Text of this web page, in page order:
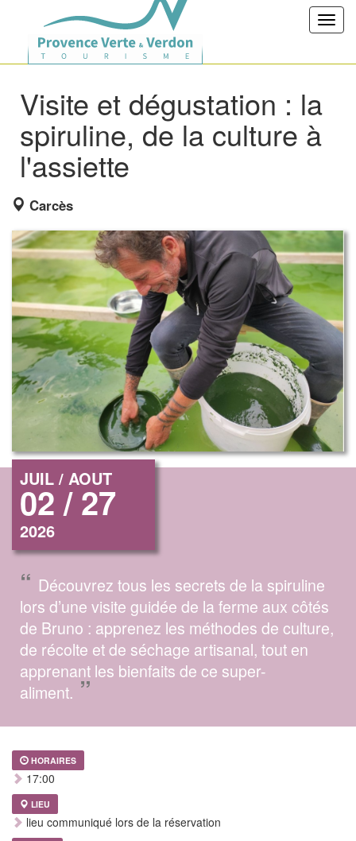
Visite et dégustation : la
spiruline, de la culture à
l'assiette
Carcès
JUIL / AOUT
02 / 27
2026
“ Découvrez tous les secrets de la spiruline
lors d’une visite guidée de la ferme aux côtés
de Bruno : apprenez les méthodes de culture,
de récolte et de séchage artisanal, tout en
apprenant les bienfaits de ce super-
aliment. ”
HORAIRES
17:00
LIEU
lieu communiqué lors de la réservation